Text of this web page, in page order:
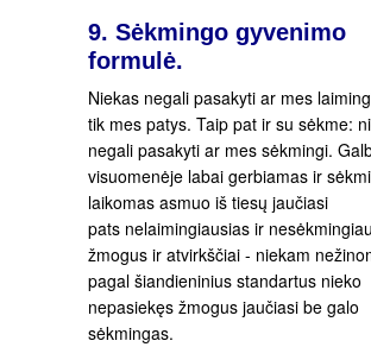
9. Sėkmingo gyvenimo
formulė.
Niekas negali pasakyti ar mes
tik mes patys. Taip pat ir su sėkme:
negali pasakyti ar mes sėkmingi.
visuomenėje labai gerbiamas ir
laikomas asmuo iš tiesų jaučiasi
pats nelaimingiausias ir
žmogus ir atvirkščiai - niekam
pagal šiandieninius standartus nieko
nepasiekęs žmogus jaučiasi be galo
sėkmingas.